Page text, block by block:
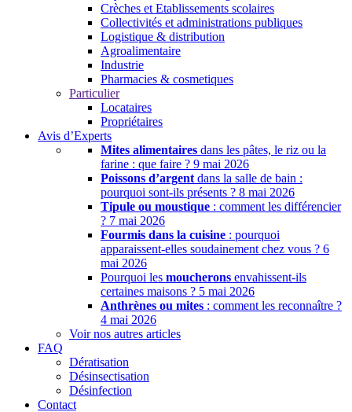
Crèches et Etablissements scolaires
Collectivités et administrations publiques
Logistique & distribution
Agroalimentaire
Industrie
Pharmacies & cosmetiques
Particulier
Locataires
Propriétaires
Avis d’Experts
Mites alimentaires dans les pâtes, le riz ou la
farine : que faire ? 9 mai 2026
Poissons d’argent dans la salle de bain :
pourquoi sont-ils présents ? 8 mai 2026
Tipule ou moustique : comment les différencier
? 7 mai 2026
Fourmis dans la cuisine : pourquoi
apparaissent-elles soudainement chez vous ? 6
mai 2026
Pourquoi les moucherons envahissent-ils
certaines maisons ? 5 mai 2026
Anthrènes ou mites : comment les reconnaître ?
4 mai 2026
Voir nos autres articles
FAQ
Dératisation
Désinsectisation
Désinfection
Contact